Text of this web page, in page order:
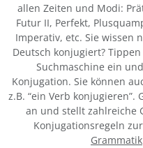
allen Zeiten und Modi:
Futur II, Perfekt,
Imperativ, etc. Sie wissen
Deutsch konjugiert?
Suchmaschine ein
Konjugation. Sie können
z.B. “ein Verb
an und stellt zahlreiche
Konjugationsregeln
Grammatik